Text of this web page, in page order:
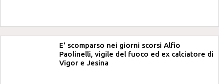
E' scomparso nei giorni scorsi Alfio
Paolinelli, vigile del fuoco ed ex calciatore di
Vigor e Jesina